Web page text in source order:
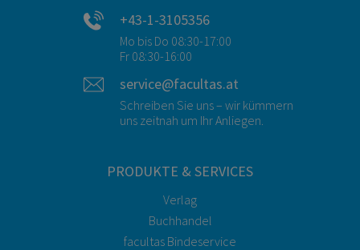
+43-1-3105356
Mo bis Do 08:30-17:00
Fr 08:30-16:00
service@facultas.at
Schreiben Sie uns – wir kümmern
uns zeitnah um Ihr Anliegen.
PRODUKTE & SERVICES
Verlag
Buchhandel
facultas Bindeservice